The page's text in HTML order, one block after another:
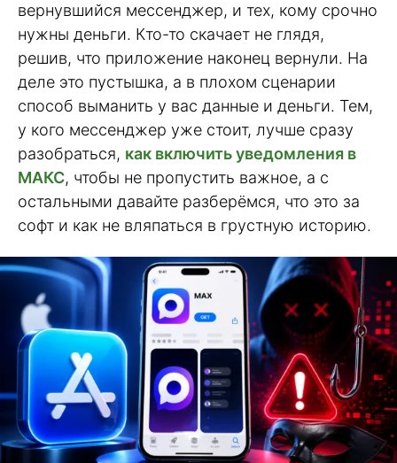
вернувшийся мессенджер, и тех, кому срочно
нужны деньги. Кто-то скачает не глядя,
решив, что приложение наконец вернули. На
деле это пустышка, а в плохом сценарии
способ выманить у вас данные и деньги. Тем,
у кого мессенджер уже стоит, лучше сразу
разобраться, как включить уведомления в
МАКС, чтобы не пропустить важное, а с
остальными давайте разберёмся, что это за
софт и как не вляпаться в грустную историю.